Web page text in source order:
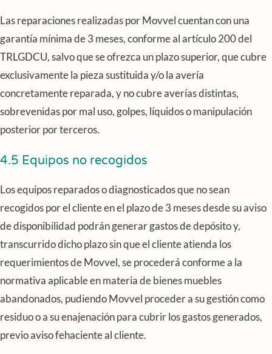
Las reparaciones realizadas por Movvel cuentan con una
garantía mínima de 3 meses, conforme al artículo 200 del
TRLGDCU, salvo que se ofrezca un plazo superior, que cubre
exclusivamente la pieza sustituida y/o la avería
concretamente reparada, y no cubre averías distintas,
sobrevenidas por mal uso, golpes, líquidos o manipulación
posterior por terceros.
4.5 Equipos no recogidos
Los equipos reparados o diagnosticados que no sean
recogidos por el cliente en el plazo de 3 meses desde su aviso
de disponibilidad podrán generar gastos de depósito y,
transcurrido dicho plazo sin que el cliente atienda los
requerimientos de Movvel, se procederá conforme a la
normativa aplicable en materia de bienes muebles
abandonados, pudiendo Movvel proceder a su gestión como
residuo o a su enajenación para cubrir los gastos generados,
previo aviso fehaciente al cliente.